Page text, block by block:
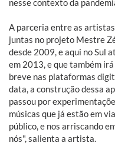
nesse contexto da
A parceria entre as
juntas no projeto Mestre
desde 2009, e aqui no Sul
em 2013, e que também irá
breve nas plataformas
data, a construção dessa
passou por
músicas que já estão em
público, e nos arriscando
nós", salienta a artista.